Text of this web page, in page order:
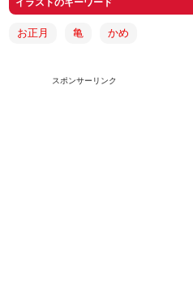
お正月 亀 かめ
スポンサーリンク